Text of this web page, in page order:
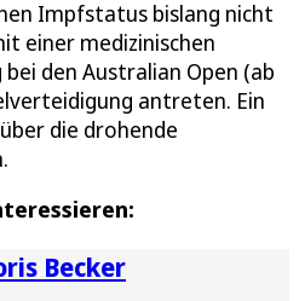
Impfstatus bislang nicht
einer medizinischen
den Australian Open (ab
antreten. Ein
die drohende
Becker